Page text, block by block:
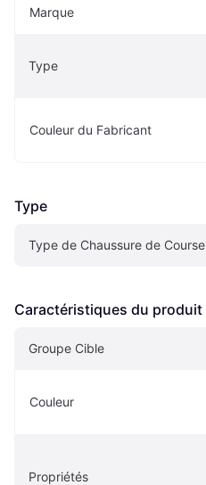
Marque
Type
Couleur du Fabricant
Type
Type de Chaussure de Course
Caractéristiques du produit
Groupe Cible
Couleur
Propriétés